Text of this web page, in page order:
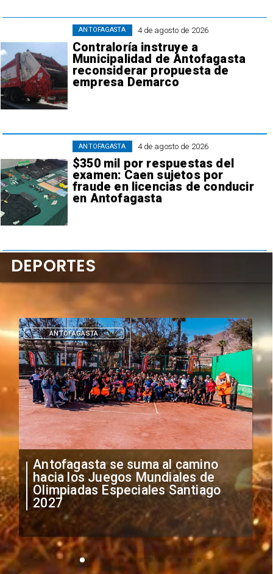
4 de agosto de 2026
Contraloría instruye a
Municipalidad de Antofagasta
reconsiderar propuesta de
empresa Demarco
ANTOFAGASTA
4 de agosto de 2026
$350 mil por respuestas del
examen: Caen sujetos por
fraude en licencias de conducir
en Antofagasta
ANTOFAGASTA
Antofagasta se suma al camino
hacia los Juegos Mundiales de
Olimpiadas Especiales Santiago
2027
ANTOFAGASTA
DEPORTES